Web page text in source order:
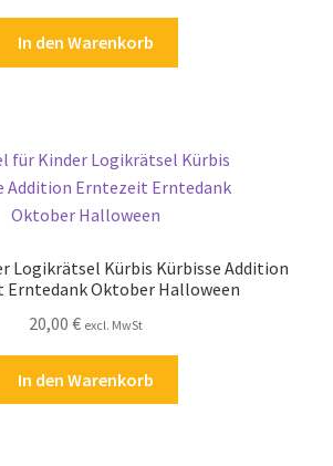
In den Warenkorb
Logikrätsel Kürbis Kürbisse Addition
Erntedank Oktober Halloween
20,00 € excl. MwSt
In den Warenkorb